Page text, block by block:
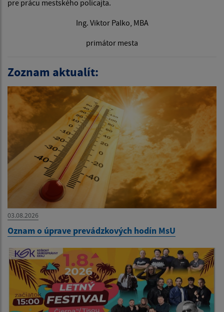
pre prácu mestského policajta.
Ing. Viktor Palko, MBA
primátor mesta
Zoznam aktualít:
03.08.2026
Oznam o úprave prevádzkových hodín MsU